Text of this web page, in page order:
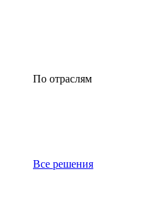
По отраслям
Все решения